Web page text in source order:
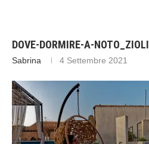
DOVE-DORMIRE-A-NOTO_ZIOLI
Sabrina 4 Settembre 2021